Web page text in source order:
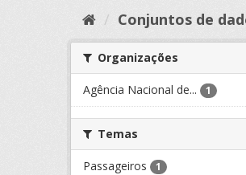
Conjuntos de
Organizações
Agência Nacional de... 1
Temas
Passageiros 1